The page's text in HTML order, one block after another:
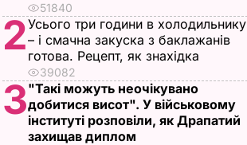
51840
2Усього три години в холодильнику
– і смачна закуска з баклажанів
готова. Рецепт, як знахідка
39082
3"Такі можуть неочікувано
добитися висот". У військовому
інституті розповіли, як Драпатий
захищав диплом